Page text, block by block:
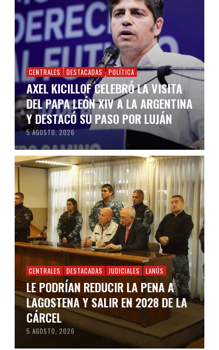
CENTRALES DESTACADAS POLÍTICA
AXEL KICILLOF CELEBRÓ LA VISITA
DEL PAPA LEÓN XIV A LA ARGENTINA
Y DESTACÓ SU PASO POR LUJÁN
5 AGOSTO, 2026
CENTRALES DESTACADAS JUDICIALES LANÚS
LE PODRÍAN REDUCIR LA PENA A
LAGOSTENA Y SALIR EN 2028 DE LA
CÁRCEL
5 AGOSTO, 2026